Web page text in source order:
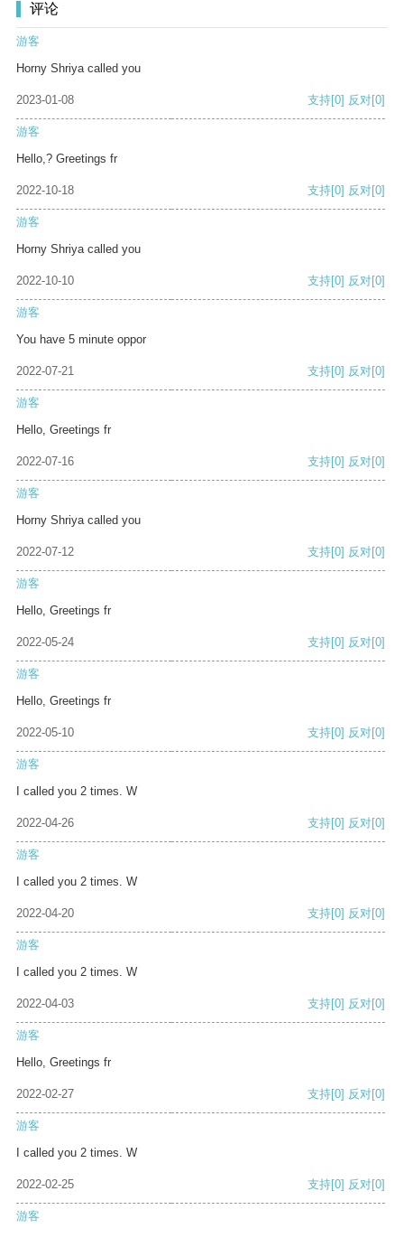
评论
游客
Horny Shriya called you
2023-01-08 支持[0] 反对[0]
游客
Hello,? Greetings fr
2022-10-18 支持[0] 反对[0]
游客
Horny Shriya called you
2022-10-10 支持[0] 反对[0]
游客
You have 5 minute oppor
2022-07-21 支持[0] 反对[0]
游客
Hello, Greetings fr
2022-07-16 支持[0] 反对[0]
游客
Horny Shriya called you
2022-07-12 支持[0] 反对[0]
游客
Hello, Greetings fr
2022-05-24 支持[0] 反对[0]
游客
Hello, Greetings fr
2022-05-10 支持[0] 反对[0]
游客
I called you 2 times. W
2022-04-26 支持[0] 反对[0]
游客
I called you 2 times. W
2022-04-20 支持[0] 反对[0]
游客
I called you 2 times. W
2022-04-03 支持[0] 反对[0]
游客
Hello, Greetings fr
2022-02-27 支持[0] 反对[0]
游客
I called you 2 times. W
2022-02-25 支持[0] 反对[0]
游客